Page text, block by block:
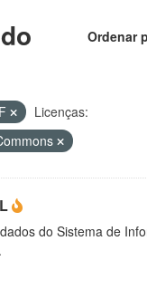
Ordenar
Licenças:
do Sistema de